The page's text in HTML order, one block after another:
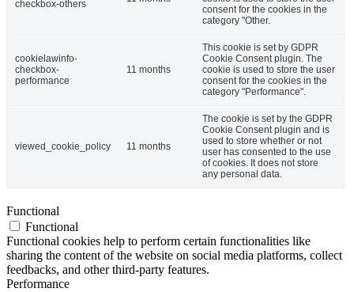
checkbox-others
consent for the cookies in the
category "Other.
cookielawinfo-
checkbox-
performance
11 months
This cookie is set by GDPR
Cookie Consent plugin. The
cookie is used to store the user
consent for the cookies in the
category "Performance".
viewed_cookie_policy 11 months
The cookie is set by the GDPR
Cookie Consent plugin and is
used to store whether or not
user has consented to the use
of cookies. It does not store
any personal data.
Functional
Functional
Functional cookies help to perform certain functionalities like
sharing the content of the website on social media platforms, collect
feedbacks, and other third-party features.
Performance